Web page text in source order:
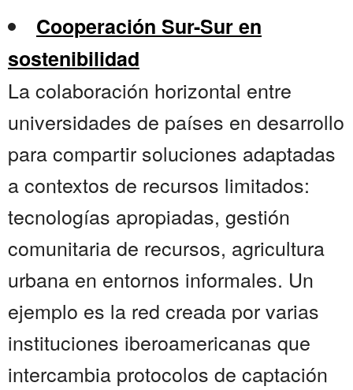
Cooperación Sur-Sur en
sostenibilidad
La colaboración horizontal entre
universidades de países en desarrollo
para compartir soluciones adaptadas
a contextos de recursos limitados:
tecnologías apropiadas, gestión
comunitaria de recursos, agricultura
urbana en entornos informales. Un
ejemplo es la red creada por varias
instituciones iberoamericanas que
intercambia protocolos de captación